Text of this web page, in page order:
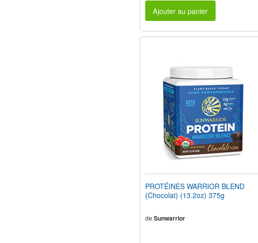
Ajouter au panier
PROTÉINES WARRIOR BLEND
(Chocolat) (13.2oz) 375g
de Sunwarrior